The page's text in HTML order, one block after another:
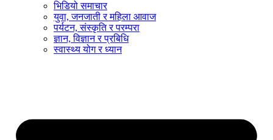
भिडियो समाचार
युवा, जनजाती र महिला आवाज
पर्यटन, संस्कृति र परम्परा
ज्ञान, विज्ञान र प्रबिधि
स्वास्थ्य योग र ध्यान